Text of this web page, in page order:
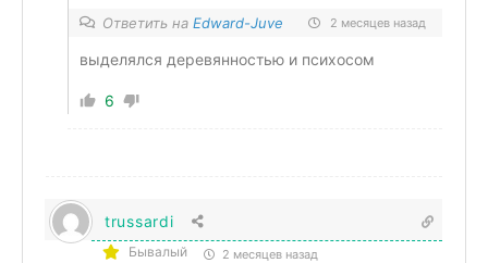
Ответить на Edward-Juve 2 месяцев назад
выделялся деревянностью и психосом
6
trussardi
Бывалый 2 месяцев назад